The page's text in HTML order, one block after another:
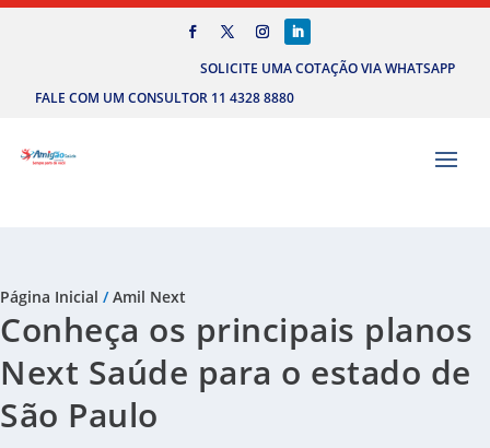
SOLICITE UMA COTAÇÃO VIA WHATSAPP
FALE COM UM CONSULTOR 11 4328 8880
Página Inicial /Amil Next
Conheça os principais planos
Next Saúde para o estado de
São Paulo